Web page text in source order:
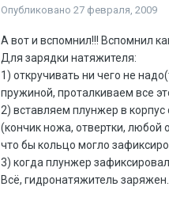
Опубликовано 27 февраля, 2009
А вот и вспомнил!!! Вспомнил
Для зарядки натяжителя:
1) откручивать ни чего не
пружиной, проталкиваем все
2) вставляем плунжер в
(кончик ножа, отвертки, любой
что бы кольцо могло
3) когда плунжер
Всё, гидронатяжитель заряжен.